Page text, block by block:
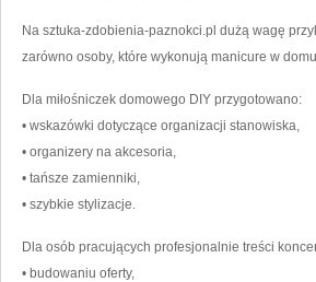
Na sztuka-zdobienia-paznokci.pl dużą wagę
zarówno osoby, które wykonują manicure w
Dla miłośniczek domowego DIY przygotowano:
• wskazówki dotyczące organizacji stanowiska,
• organizery na akcesoria,
• tańsze zamienniki,
• szybkie stylizacje.
Dla osób pracujących profesjonalnie treści
• budowaniu oferty,